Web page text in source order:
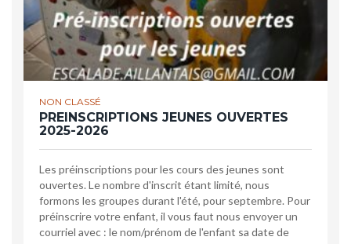
NON CLASSÉ
PREINSCRIPTIONS JEUNES OUVERTES
2025-2026
Les préinscriptions pour les cours des jeunes sont
ouvertes. Le nombre d'inscrit étant limité, nous
formons les groupes durant l'été, pour septembre. Pour
préinscrire votre enfant, il vous faut nous envoyer un
courriel avec : le nom/prénom de l'enfant sa date de